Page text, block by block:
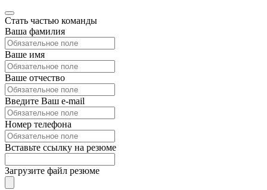
Стать частью команды
Ваша фамилия
Ваше имя
Ваше отчество
Введите Ваш e-mail
Номер телефона
Вставьте ссылку на резюме
Загрузите файл резюме